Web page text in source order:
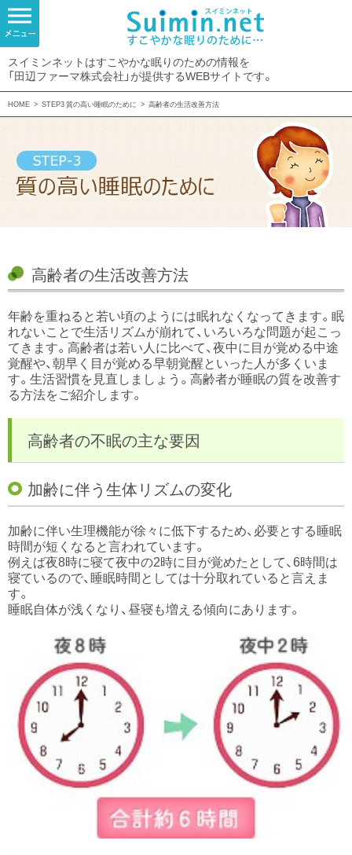
スイミンネットはすこやかな眠りのための情報を
「田辺ファーマ株式会社」が提供するWEBサイトです。
HOME > STEP3 質の高い睡眠のために > 高齢者の生活改善方法
高齢者の生活改善方法
年齢を重ねると若い頃のようには眠れなくなってきます。眠
れないことで生活リズムが崩れて、いろいろな問題が起こっ
てきます。高齢者は若い人に比べて、夜中に目が覚める中途
覚醒や、朝早く目が覚める早朝覚醒といった人が多くいま
す。生活習慣を見直しましょう。高齢者が睡眠の質を改善す
る方法をご紹介します。
高齢者の不眠の主な要因
加齢に伴う生体リズムの変化
加齢に伴い生理機能が徐々に低下するため、必要とする睡眠
時間が短くなると言われています。
例えば夜8時に寝て夜中の2時に目が覚めたとして、6時間は
寝ているので、睡眠時間としては十分取れていると言えま
す。
睡眠自体が浅くなり、昼寝も増える傾向にあります。